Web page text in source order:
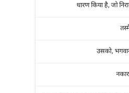
धारण किया है, जो
उसको,